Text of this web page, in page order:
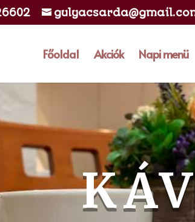
Főoldal Akciók Napi menü